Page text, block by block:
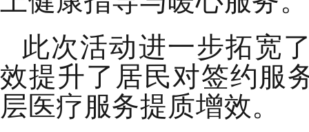
此次活动进一步拓宽
效提升了居民对签约服
层医疗服务提质增效。